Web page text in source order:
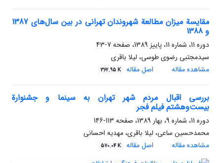
مقایسة میزان مطالعة شهروندان تهرانی در بین سال‌های 1387
و 1388
دوره 11، شماره 11، پاییز 1389، صفحه
7-43
سیدمجتبی رضوی طوسی، لیلا باقری
مشاهده مقاله
اصل مقاله 362.95 K
بررسی اقبال مردم شهر تهران به سینما و جشنوارة
بیست‌وهشتم فیلم فجر
دوره 11، شماره 9، بهار 1389، صفحه
113-146
محمدحسین ساعی، لیلا باقری، مهدیه احسانی
مشاهده مقاله
اصل مقاله 570.04 K